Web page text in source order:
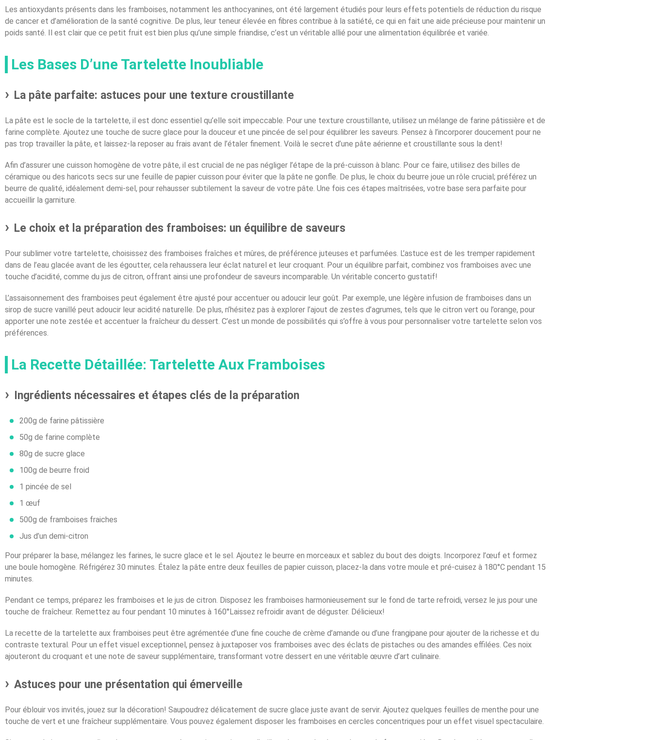
Les antioxydants présents dans les framboises, notamment les anthocyanines, ont été largement étudiés pour leurs effets potentiels de réduction du risque
de cancer et d’amélioration de la santé cognitive. De plus, leur teneur élevée en fibres contribue à la satiété, ce qui en fait une aide précieuse pour maintenir un
poids santé. Il est clair que ce petit fruit est bien plus qu’une simple friandise, c’est un véritable allié pour une alimentation équilibrée et variée.
Les Bases D’une Tartelette Inoubliable
La pâte parfaite: astuces pour une texture croustillante
La pâte est le socle de la tartelette, il est donc essentiel qu’elle soit impeccable. Pour une texture croustillante, utilisez un mélange de farine pâtissière et de
farine complète. Ajoutez une touche de sucre glace pour la douceur et une pincée de sel pour équilibrer les saveurs. Pensez à l’incorporer doucement pour ne
pas trop travailler la pâte, et laissez-la reposer au frais avant de l’étaler finement. Voilà le secret d’une pâte aérienne et croustillante sous la dent!
Afin d’assurer une cuisson homogène de votre pâte, il est crucial de ne pas négliger l’étape de la pré-cuisson à blanc. Pour ce faire, utilisez des billes de
céramique ou des haricots secs sur une feuille de papier cuisson pour éviter que la pâte ne gonfle. De plus, le choix du beurre joue un rôle crucial; préférez un
beurre de qualité, idéalement demi-sel, pour rehausser subtilement la saveur de votre pâte. Une fois ces étapes maîtrisées, votre base sera parfaite pour
accueillir la garniture.
Le choix et la préparation des framboises: un équilibre de saveurs
Pour sublimer votre tartelette, choisissez des framboises fraîches et mûres, de préférence juteuses et parfumées. L’astuce est de les tremper rapidement
dans de l’eau glacée avant de les égoutter, cela rehaussera leur éclat naturel et leur croquant. Pour un équilibre parfait, combinez vos framboises avec une
touche d’acidité, comme du jus de citron, offrant ainsi une profondeur de saveurs incomparable. Un véritable concerto gustatif!
L’assaisonnement des framboises peut également être ajusté pour accentuer ou adoucir leur goût. Par exemple, une légère infusion de framboises dans un
sirop de sucre vanillé peut adoucir leur acidité naturelle. De plus, n’hésitez pas à explorer l’ajout de zestes d’agrumes, tels que le citron vert ou l’orange, pour
apporter une note zestée et accentuer la fraîcheur du dessert. C’est un monde de possibilités qui s’offre à vous pour personnaliser votre tartelette selon vos
préférences.
La Recette Détaillée: Tartelette Aux Framboises
Ingrédients nécessaires et étapes clés de la préparation
200g de farine pâtissière
50g de farine complète
80g de sucre glace
100g de beurre froid
1 pincée de sel
1 œuf
500g de framboises fraiches
Jus d’un demi-citron
Pour préparer la base, mélangez les farines, le sucre glace et le sel. Ajoutez le beurre en morceaux et sablez du bout des doigts. Incorporez l’œuf et formez
une boule homogène. Réfrigérez 30 minutes. Étalez la pâte entre deux feuilles de papier cuisson, placez-la dans votre moule et pré-cuisez à 180°C pendant 15
minutes.
Pendant ce temps, préparez les framboises et le jus de citron. Disposez les framboises harmonieusement sur le fond de tarte refroidi, versez le jus pour une
touche de fraîcheur. Remettez au four pendant 10 minutes à 160°Laissez refroidir avant de déguster. Délicieux!
La recette de la tartelette aux framboises peut être agrémentée d’une fine couche de crème d’amande ou d’une frangipane pour ajouter de la richesse et du
contraste textural. Pour un effet visuel exceptionnel, pensez à juxtaposer vos framboises avec des éclats de pistaches ou des amandes effilées. Ces noix
ajouteront du croquant et une note de saveur supplémentaire, transformant votre dessert en une véritable œuvre d’art culinaire.
Astuces pour une présentation qui émerveille
Pour éblouir vos invités, jouez sur la décoration! Saupoudrez délicatement de sucre glace juste avant de servir. Ajoutez quelques feuilles de menthe pour une
touche de vert et une fraîcheur supplémentaire. Vous pouvez également disposer les framboises en cercles concentriques pour un effet visuel spectaculaire.